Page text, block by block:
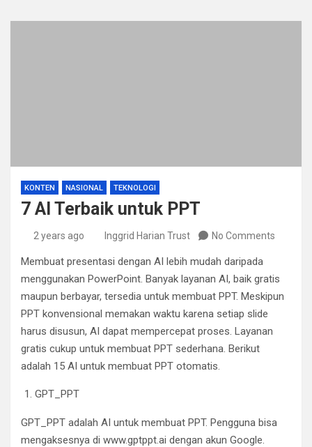
KONTEN NASIONAL TEKNOLOGI
7 AI Terbaik untuk PPT
2 years ago Inggrid Harian Trust No Comments
Membuat presentasi dengan AI lebih mudah daripada
menggunakan PowerPoint. Banyak layanan AI, baik gratis
maupun berbayar, tersedia untuk membuat PPT. Meskipun
PPT konvensional memakan waktu karena setiap slide
harus disusun, AI dapat mempercepat proses. Layanan
gratis cukup untuk membuat PPT sederhana. Berikut
adalah 15 AI untuk membuat PPT otomatis.
GPT_PPT
GPT_PPT adalah AI untuk membuat PPT. Pengguna bisa
mengaksesnya di www.gptppt.ai dengan akun Google.